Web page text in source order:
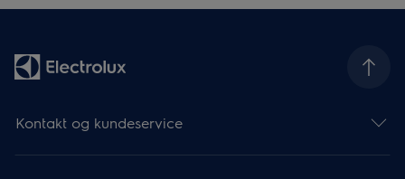
Kontakt og kundeservice